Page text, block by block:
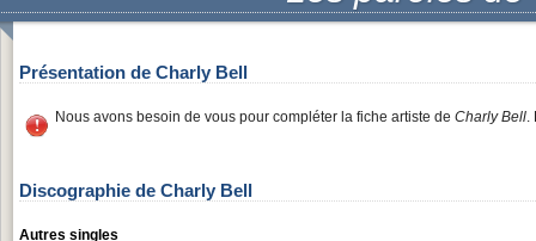
Présentation de Charly Bell
Nous avons besoin de vous pour compléter la fiche artiste de Charly Bell.
Discographie de Charly Bell
Autres singles